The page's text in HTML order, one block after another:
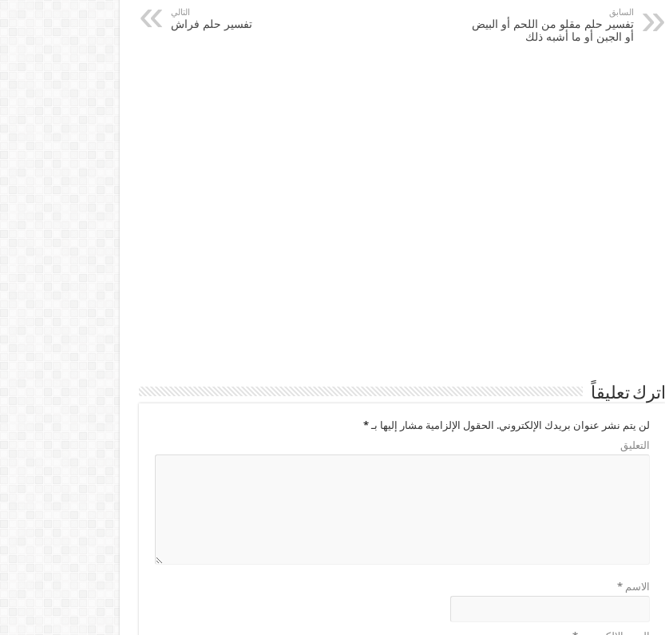
السابق
تفسير حلم مقلو من اللحم أو البيض
أو الجبن أو ما أشبه ذلك
التالي
تفسير حلم فراش
اترك تعليقاً
لن يتم نشر عنوان بريدك الإلكتروني. الحقول الإلزامية مشار إليها بـ*
التعليق
الاسم*